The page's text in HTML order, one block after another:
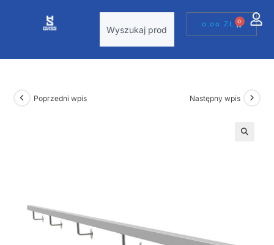
0,00ZŁ 0
Poprzedni wpis Następny wpis